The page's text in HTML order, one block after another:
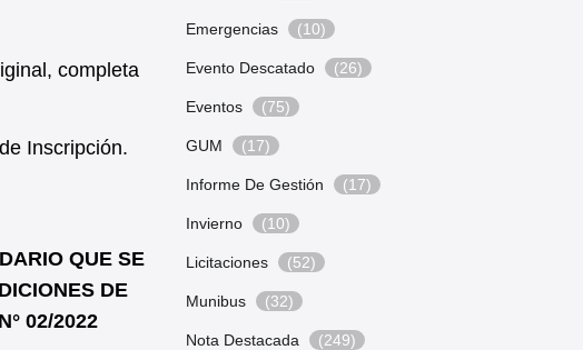
completa
Inscripción.
QUE SE
DE
02/2022
Emergencias (10)
Evento Descatado (26)
Eventos (75)
GUM (17)
Informe De Gestión (17)
Invierno (10)
Licitaciones (52)
Munibus (32)
Nota Destacada (249)